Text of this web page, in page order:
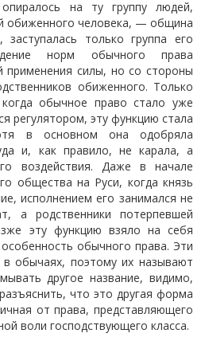
на ту группу людей,
обиженного человека, — община
заступалась только группа его
норм обычного права
применения силы, но со стороны
обиженного. Только
обычное право стало уже
регулятором, эту функцию стала
в основном она одобряла
и, как правило, не карала, а
воздействия. Даже в начале
общества на Руси, когда князь
исполнением его занимался не
а родственники потерпевшей
эту функцию взяло на себя
обычного права. Эти
обычаях, поэтому их называют
другое название, видимо,
что это другая форма
от права, представляющего
воли господствующего класса.